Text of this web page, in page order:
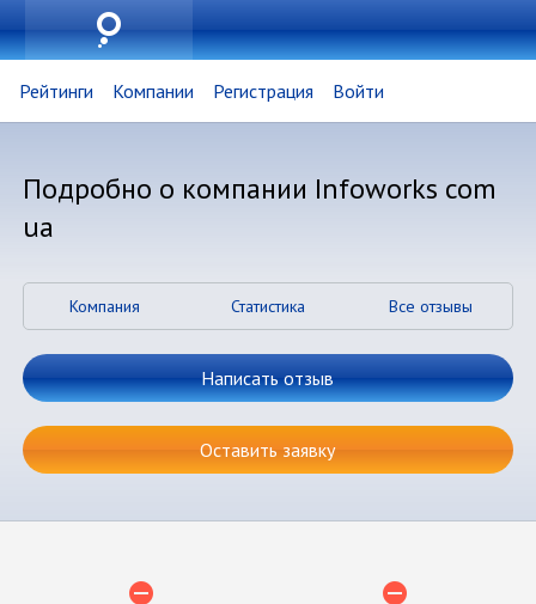
Рейтинги Компании Регистрация Войти
Подробно о компании Infoworks com
ua
Компания Статистика Все отзывы
Написать отзыв
Оставить заявку